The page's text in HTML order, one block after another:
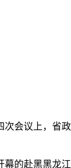
次会议上，省
幕的赴黑黑龙